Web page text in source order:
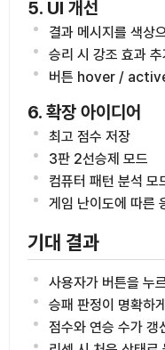
5. UI 개선
결과 메시지를 색상
승리 시 강조 효과
버튼 hover /
6. 확장 아이디어
최고 점수 저장
3판 2선승제 모드
컴퓨터 패턴 분석 모
게임 난이도에 따른
기대 결과
사용자가 버튼을 누
승패 판정이 명확하
점수와 연승 수가 갱